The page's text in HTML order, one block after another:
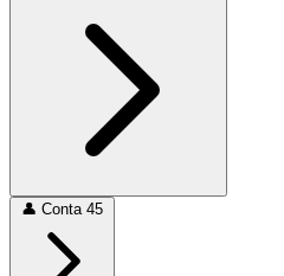
👤 Conta 45